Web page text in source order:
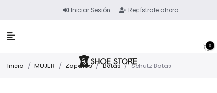
Iniciar Sesión Regístrate ahora
0
Inicio / MUJER / Zapatos / Botas / Schutz Botas